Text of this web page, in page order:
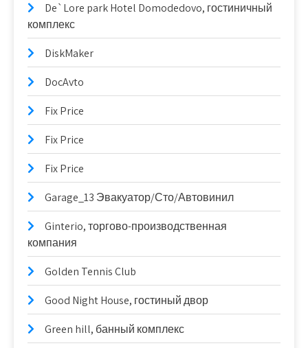
De`Lore park Hotel Domodedovo, гостиничный
комплекс
DiskMaker
DocAvto
Fix Price
Fix Price
Fix Price
Garage_13 Эвакуатор/Сто/Автовинил
Ginterio, торгово-производственная
компания
Golden Tennis Club
Good Night House, гостиный двор
Green hill, банный комплекс